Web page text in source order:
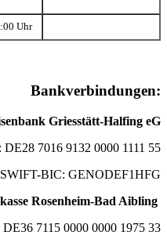
Uhr
Bankverbindungen:
Griesstätt-Halfing eG
7016 9132 0000 1111 55
SWIFT-BIC: GENODEF1HFG
Rosenheim-Bad Aibling
7115 0000 0000 1975 33